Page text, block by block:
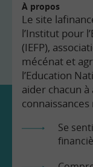
À propos
Le site
l’Institut pour
(IEFP),
mécénat et
l’Education
aider chacun
Se